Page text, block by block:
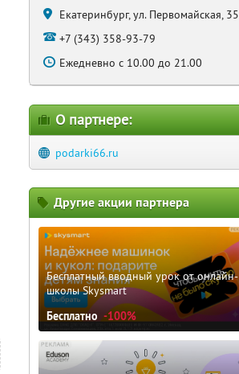
Екатеринбург, ул. Первомайская, 35
+7 (343) 358-93-79
Ежедневно c 10.00 до 21.00
О партнере:
podarki66.ru
Другие акции партнера
Бесплатный вводный урок от онлайн-
школы Skysmart
Бесплатно -100%